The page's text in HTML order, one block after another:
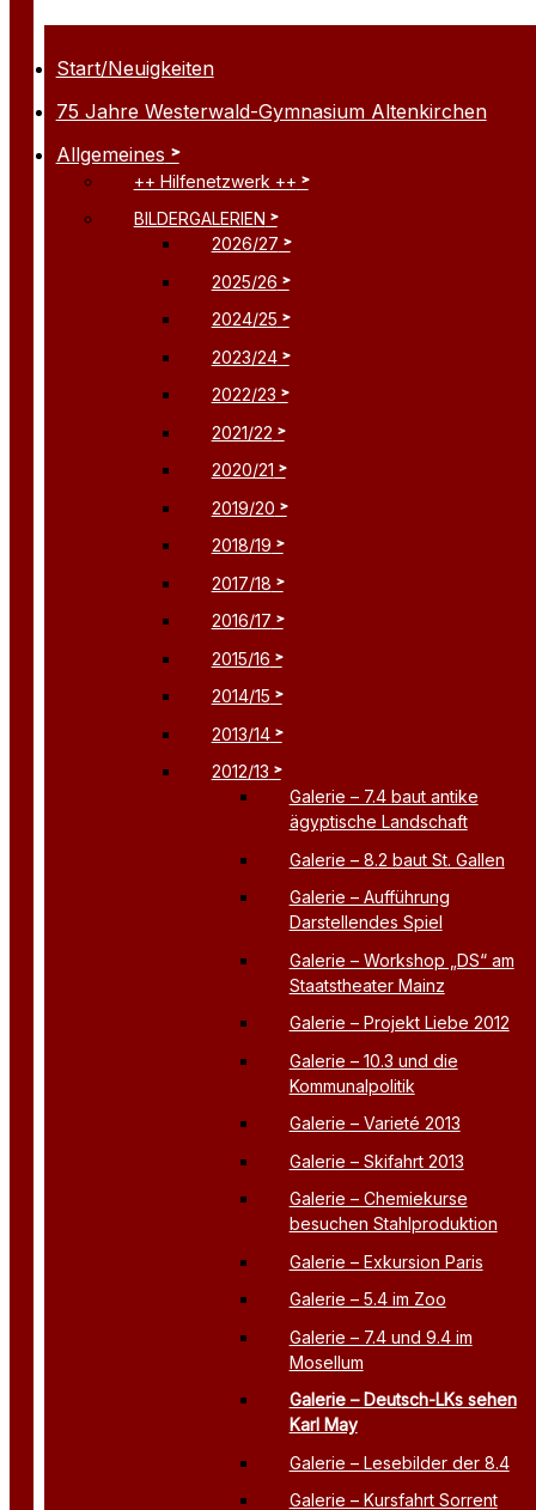
Start/Neuigkeiten
75 Jahre Westerwald-Gymnasium Altenkirchen
Allgemeines
++ Hilfenetzwerk ++
BILDERGALERIEN
2026/27
2025/26
2024/25
2023/24
2022/23
2021/22
2020/21
2019/20
2018/19
2017/18
2016/17
2015/16
2014/15
2013/14
2012/13
Galerie – 7.4 baut antike
ägyptische Landschaft
Galerie – 8.2 baut St. Gallen
Galerie – Aufführung
Darstellendes Spiel
Galerie – Workshop „DS“ am
Staatstheater Mainz
Galerie – Projekt Liebe 2012
Galerie – 10.3 und die
Kommunalpolitik
Galerie – Varieté 2013
Galerie – Skifahrt 2013
Galerie – Chemiekurse
besuchen Stahlproduktion
Galerie – Exkursion Paris
Galerie – 5.4 im Zoo
Galerie – 7.4 und 9.4 im
Mosellum
Galerie – Deutsch-LKs sehen
Karl May
Galerie – Lesebilder der 8.4
Galerie – Kursfahrt Sorrent